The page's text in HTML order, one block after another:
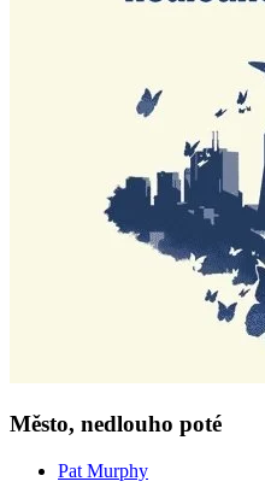
Město, nedlouho poté
Pat Murphy